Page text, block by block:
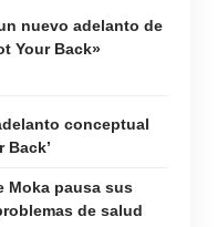
nuevo adelanto de
Your Back»
conceptual
Back’
Moka pausa sus
de salud